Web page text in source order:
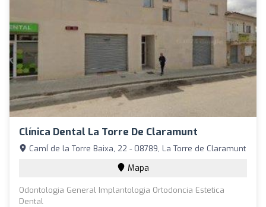
Clínica Dental La Torre De Claramunt
CamÍ de la Torre Baixa, 22 - 08789, La Torre de Claramunt
Mapa
Odontologia General Implantologia Ortodoncia Estetica
Dental